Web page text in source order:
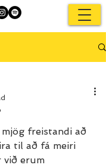
freistandi að
til að fá meiri
við erum